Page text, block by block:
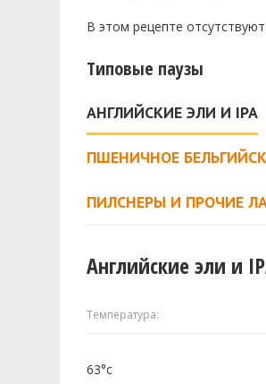
В этом рецепте
Типовые паузы
АНГЛИЙСКИЕ ЭЛИ И IPA
ПШЕНИЧНОЕ
ПИЛСНЕРЫ И ПРОЧИЕ
Английские эли и
Температура:
63°c